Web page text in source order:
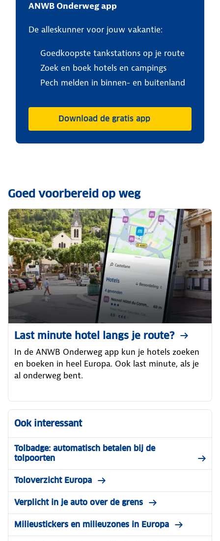
ANWB Onderweg app
De alleskunner voor jouw vakantie:
Goedkoopste tankstations op je route
Zoek en boek hotels en campings
Pech melden in binnen- en buitenland
Download de gratis app
Goed voorbereid op weg
Last minute hotel langs je route?
In de ANWB Onderweg app kun je hotels zoeken
en boeken in heel Europa. Ook last minute, als je
al onderweg bent.
Ook interessant
Tolbadge: automatisch betalen bij de
tolpoorten
Toloverzicht Europa
Verplicht in je auto over de grens
Milieustickers en milieuzones in Europa